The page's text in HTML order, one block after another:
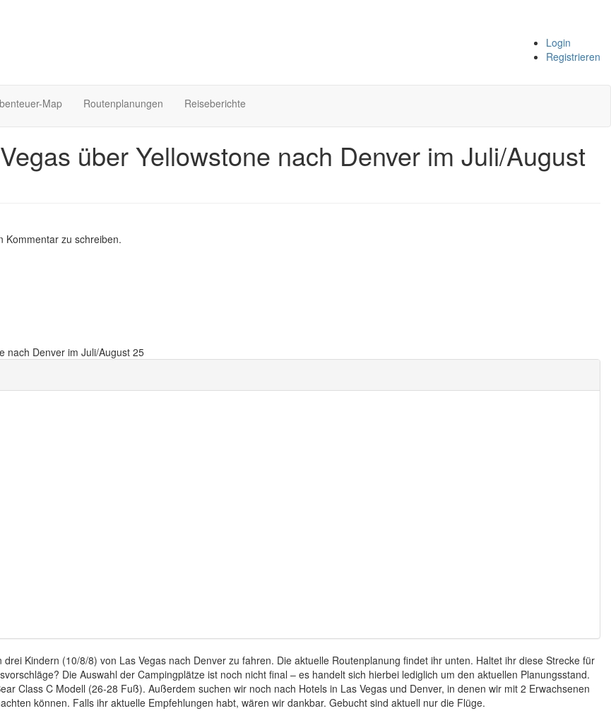
Login
Registrieren
Map Routenplanungen Reiseberichte
über Yellowstone nach Denver im Juli/August
Kommentar zu schreiben.
nach Denver im Juli/August 25
Kindern (10/8/8) von Las Vegas nach Denver zu fahren. Die aktuelle Routenplanung findet ihr unten. Haltet ihr diese Strecke für
Die Auswahl der Campingplätze ist noch nicht final – es handelt sich hierbei lediglich um den aktuellen Planungsstand.
Class C Modell (26-28 Fuß). Außerdem suchen wir noch nach Hotels in Las Vegas und Denver, in denen wir mit 2 Erwachsenen
können. Falls ihr aktuelle Empfehlungen habt, wären wir dankbar. Gebucht sind aktuell nur die Flüge.